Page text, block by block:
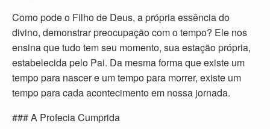
Como pode o Filho de Deus, a própria essência do
divino, demonstrar preocupação com o tempo? Ele nos
ensina que tudo tem seu momento, sua estação própria,
estabelecida pelo Pai. Da mesma forma que existe um
tempo para nascer e um tempo para morrer, existe um
tempo para cada acontecimento em nossa jornada.
### A Profecia Cumprida